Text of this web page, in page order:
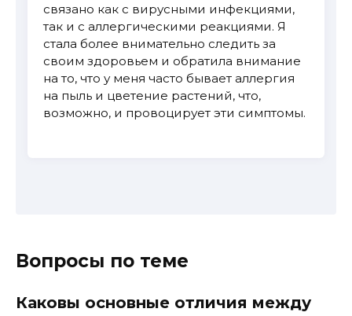
связано как с вирусными инфекциями,
так и с аллергическими реакциями. Я
стала более внимательно следить за
своим здоровьем и обратила внимание
на то, что у меня часто бывает аллергия
на пыль и цветение растений, что,
возможно, и провоцирует эти симптомы.
Вопросы по теме
Каковы основные отличия между